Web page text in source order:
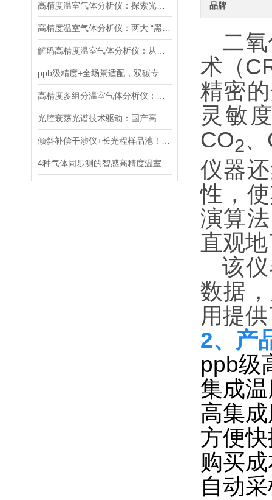
品牌
二
术（
精密
灵敏
CO2
仪器
性，
演算
直观
该
数据
用提
2、产
ppb级
集成
高集
方便
购买
自动